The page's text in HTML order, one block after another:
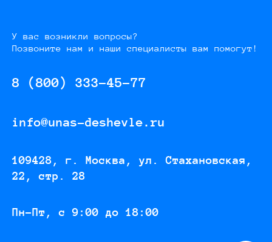
У вас возникли вопросы?
Позвоните нам и наши специалисты вам помогут!
8 (800) 333-45-77
info@unas-deshevle.ru
109428, г. Москва, ул. Стахановская,
22, стр. 28
Пн-Пт, с 9:00 до 18:00